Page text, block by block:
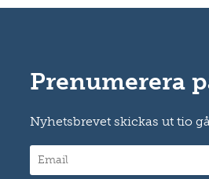
Prenumerera
Nyhetsbrevet skickas ut tio